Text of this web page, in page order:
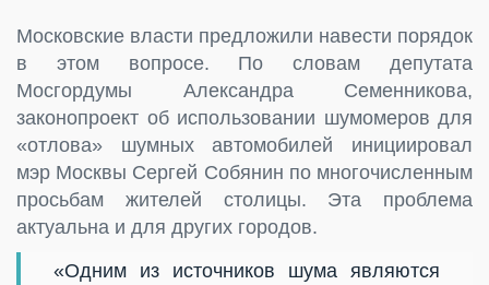
Московские власти предложили навести порядок
в этом вопросе. По словам депутата
Мосгордумы Александра Семенникова,
законопроект об использовании шумомеров для
«отлова» шумных автомобилей инициировал
мэр Москвы Сергей Собянин по многочисленным
просьбам жителей столицы. Эта проблема
актуальна и для других городов.
«Одним из источников шума являются